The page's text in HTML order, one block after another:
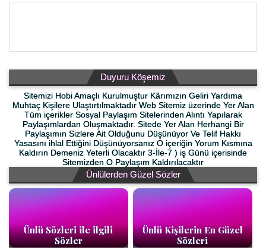
Duyuru Köşemiz
Sitemizi Hobi Amaçlı Kurulmuştur Kârımızın Geliri Yardıma
Muhtaç Kişilere Ulaştırtılmaktadır Web Sitemiz üzerinde Yer Alan
Tüm içerikler Sosyal Paylaşım Sitelerinden Alıntı Yapılarak
Paylaşımlardan Oluşmaktadır. Sitede Yer Alan Herhangi Bir
Paylaşımın Sizlere Ait Olduğunu Düşünüyor Ve Telif Hakkı
Yasasını ihlal Ettiğini Düşünüyorsanız O içeriğin Yorum Kısmına
Kaldırın Demeniz Yeterli Olacaktır 3-İle-7 ) iş Günü içerisinde
Sitemizden O Paylaşım Kaldırılacaktır
Ünlülerden Güzel Sözler
Ünlü Sözleri ile ilgili
Sözler
Ünlü Kişilerin En Güzel
Sözleri